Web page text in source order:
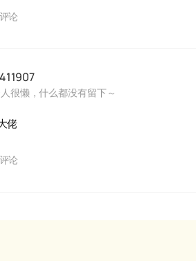
论
很懒，什么都没有留下～
佬
论